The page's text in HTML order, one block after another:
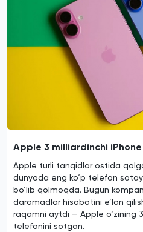
Apple 3 milliardinchi
Apple turli tanqidlar ostida
dunyoda eng ko‘p telefon
bo‘lib qolmoqda. Bugun
daromadlar hisobotini e’lon
raqamni aytdi — Apple o‘zining
telefonini sotgan.